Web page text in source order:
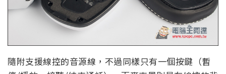
隨附支援線控的音源線，不過同樣只有一個按鍵（暫